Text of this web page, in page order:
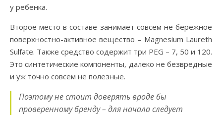
у ребенка.
Второе место в составе занимает совсем не бережное
поверхностно-активное вещество – Magnesium Laureth
Sulfate. Также средство содержит три PEG – 7, 50 и 120.
Это синтетические компоненты, далеко не безвредные
и уж точно совсем не полезные.
Поэтому не стоит доверять вроде бы
проверенному бренду – для начала следует